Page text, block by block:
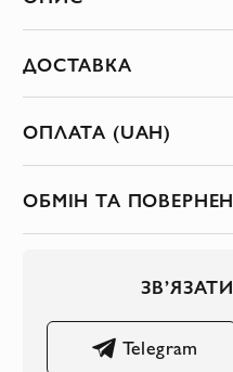
ДОСТАВКА
ОПЛАТА (UAH)
ОБМІН ТА
Telegram